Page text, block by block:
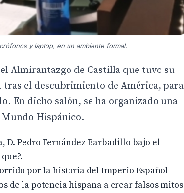
y laptop, en un ambiente formal.
Almirantazgo de Castilla que tuvo su
tras el descubrimiento de América, para
En dicho salón, se ha organizado una
Hispánico.
Pedro Fernández Barbadillo bajo el
por la historia del Imperio Español
de la potencia hispana a crear falsos mitos